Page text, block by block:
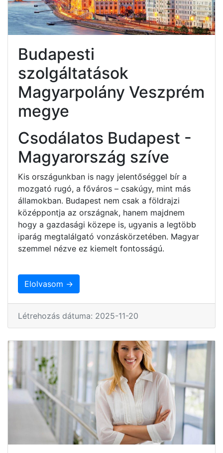
Budapesti
szolgáltatások
Magyarpolány Veszprém
megye
Csodálatos Budapest -
Magyarország szíve
Kis országunkban is nagy jelentőséggel bír a
mozgató rugó, a főváros – csakúgy, mint más
államokban. Budapest nem csak a földrajzi
középpontja az országnak, hanem majdnem
hogy a gazdasági közepe is, ugyanis a legtöbb
iparág megtalálgató vonzáskörzetében. Magyar
szemmel nézve ez kiemelt fontosságú.
Elolvasom →
Létrehozás dátuma: 2025-11-20